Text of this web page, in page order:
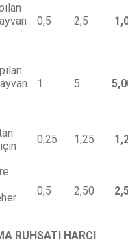
0,5 2,5
1 5
0,25 1,25
0,5 2,50
RUHSATI HARCI